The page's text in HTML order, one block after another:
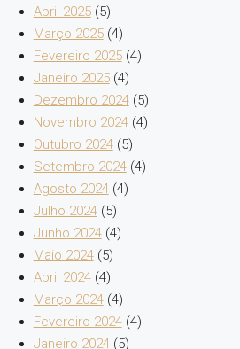
Abril 2025(5)
Março 2025(4)
Fevereiro 2025(4)
Janeiro 2025(4)
Dezembro 2024(5)
Novembro 2024(4)
Outubro 2024(5)
Setembro 2024(4)
Agosto 2024(4)
Julho 2024(5)
Junho 2024(4)
Maio 2024(5)
Abril 2024(4)
Março 2024(4)
Fevereiro 2024(4)
Janeiro 2024(5)